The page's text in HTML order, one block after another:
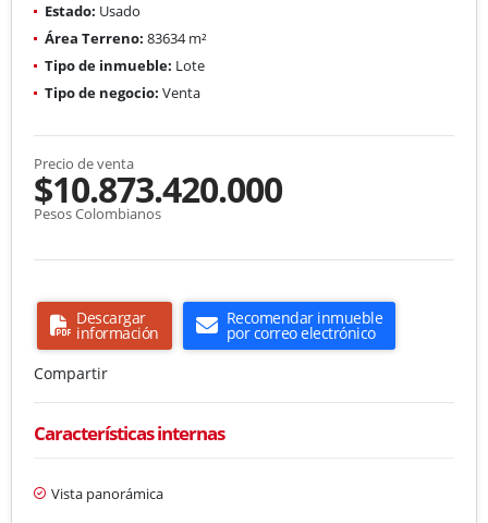
Estado: Usado
Área Terreno: 83634 m²
Tipo de inmueble: Lote
Tipo de negocio: Venta
Precio de venta
$10.873.420.000
Pesos Colombianos
Descargar
información
Recomendar inmueble
por correo electrónico
Compartir
Características internas
Vista panorámica